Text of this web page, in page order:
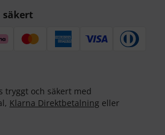
säkert
tryggt och säkert med
Klarna Direktbetalning eller